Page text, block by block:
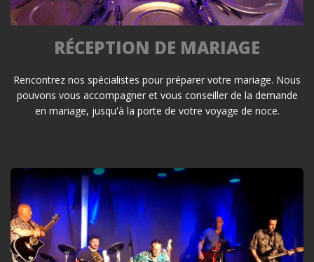
RÉCEPTION DE MARIAGE
Rencontrez nos spécialistes pour préparer votre mariage. Nous
pouvons vous accompagner et vous conseiller de la demande
en mariage, jusqu'à la porte de votre voyage de noce.